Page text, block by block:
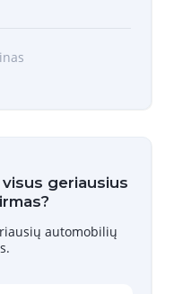
geriausius
automobilių